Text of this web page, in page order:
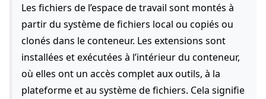
Les fichiers de l’espace de travail sont montés à
partir du système de fichiers local ou copiés ou
clonés dans le conteneur. Les extensions sont
installées et exécutées à l’intérieur du conteneur,
où elles ont un accès complet aux outils, à la
plateforme et au système de fichiers. Cela signifie